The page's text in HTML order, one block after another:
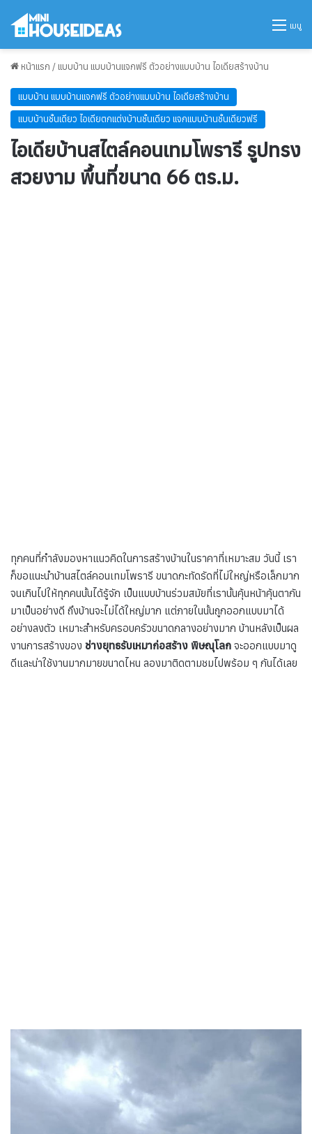
เมนู
หน้าแรก / แบบบ้าน แบบบ้านแจกฟรี ตัวอย่างแบบบ้าน ไอเดียสร้างบ้าน
แบบบ้าน แบบบ้านแจกฟรี ตัวอย่างแบบบ้าน ไอเดียสร้างบ้าน
แบบบ้านชั้นเดียว ไอเดียตกแต่งบ้านชั้นเดียว แจกแบบบ้านชั้นเดียวฟรี
ไอเดียบ้านสไตล์คอนเทมโพรารี รูปทรง
สวยงาม พื้นที่ขนาด 66 ตร.ม.
ทุกคนที่กำลังมองหาแนวคิดในการสร้างบ้านในราคาที่เหมาะสม วันนี้ เรา
ก็ขอแนะนำบ้านสไตล์คอนเทมโพรารี ขนาดกะทัดรัดที่ไม่ใหญ่หรือเล็กมาก
จนเกินไปให้ทุกคนนั้นได้รู้จัก เป็นแบบบ้านร่วมสมัยที่เรานั้นคุ้นหน้าคุ้นตากัน
มาเป็นอย่างดี ถึงบ้านจะไม่ได้ใหญ่มาก แต่ภายในนั้นถูกออกแบบมาได้
อย่างลงตัว เหมาะสำหรับครอบครัวขนาดกลางอย่างมาก บ้านหลังเป็นผล
งานการสร้างของ ช่างยุทธรับเหมาก่อสร้าง พิษณุโลก จะออกแบบมาดู
ดีและน่าใช้งานมากมายขนาดไหน ลองมาติดตามชมไปพร้อม ๆ กันได้เลย